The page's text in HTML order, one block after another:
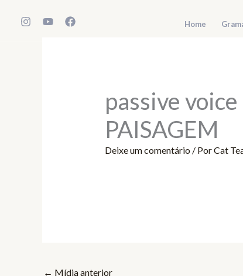
Home
passive
PAISAGEM
Deixe um comentário / PorCat
← Mídia anterior